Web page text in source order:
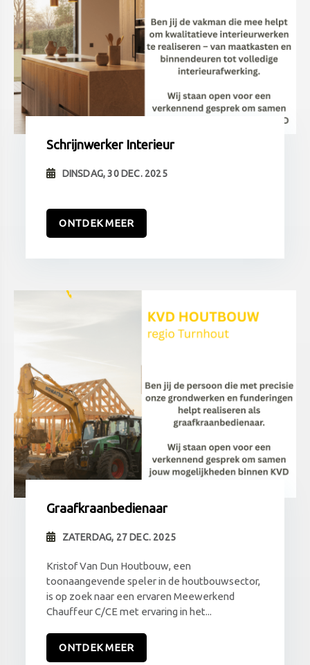
Schrijnwerker Interieur
DINSDAG, 30 DEC. 2025
ONTDEK MEER
Graafkraanbedienaar
ZATERDAG, 27 DEC. 2025
Kristof Van Dun Houtbouw, een
toonaangevende speler in de houtbouwsector,
is op zoek naar een ervaren Meewerkend
Chauffeur C/CE met ervaring in het...
ONTDEK MEER